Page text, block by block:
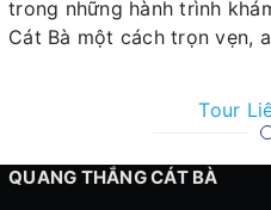
trong những hành trình
Cát Bà một cách trọn vẹn,
Tour
QUANG THẮNG CÁT BÀ